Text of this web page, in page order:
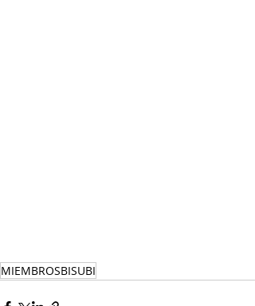
MIEMBROSBISUBI